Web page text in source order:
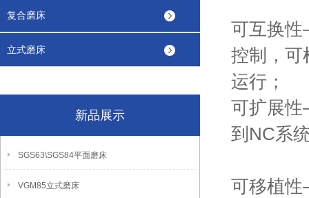
复合磨床
立式磨床
新品展示
SGS63\SGS84平面磨床
VGM85立式磨床
可互换
控制，可
运
可扩展
到NC系
可移植